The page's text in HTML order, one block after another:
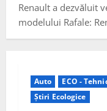
Renault a dezvăluit
modelului Rafale:
Auto
ECO -
Știri Ecologice